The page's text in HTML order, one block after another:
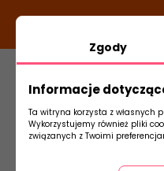
DODATKOWY RABAT
Zgody
Informacje
Ta witryna korzysta z własnych
Wykorzystujemy również pliki
związanych z Twoimi